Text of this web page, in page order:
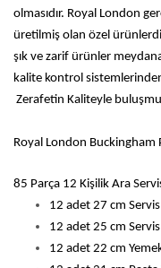
olmasıdır. Royal London
üretilmiş olan özel
şık ve zarif ürünler
kalite kontrol
Zerafetin Kaliteyle
Royal London Buckingham
85 Parça 12 Kişilik Ara
12 adet 27 cm
12 adet 25 cm
12 adet 22 cm